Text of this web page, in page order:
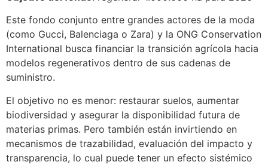
Este fondo conjunto entre grandes actores de la moda
(como Gucci, Balenciaga o Zara) y la ONG Conservation
International busca financiar la transición agrícola hacia
modelos regenerativos dentro de sus cadenas de
suministro.
El objetivo no es menor: restaurar suelos, aumentar
biodiversidad y asegurar la disponibilidad futura de
materias primas. Pero también están invirtiendo en
mecanismos de trazabilidad, evaluación del impacto y
transparencia, lo cual puede tener un efecto sistémico